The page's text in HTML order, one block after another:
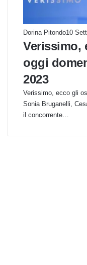
Dorina Pitondo10
Verissimo,
oggi
2023
Verissimo, ecco gli
Sonia Bruganelli,
il concorrente…